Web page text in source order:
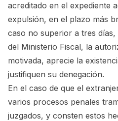
acreditado en el expediente
expulsión, en el plazo más
caso no superior a tres
del Ministerio Fiscal, la
motivada, aprecie la
justifiquen su denegación.
En el caso de que el
varios procesos penales
juzgados, y consten estos